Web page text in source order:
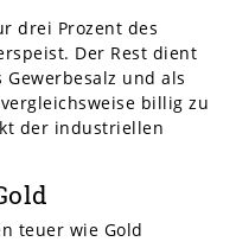
drei Prozent des
Der Rest dient
und als
billig zu
der industriellen
teuer wie Gold